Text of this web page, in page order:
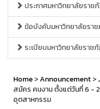
ประกาศมหาวิทยาลัยราช
ข้อบังคับมหาวิทยาลัยรา
ระเบียบมหาวิทยาลัยราช
Home>Announcement>
สมัคร คนงาน ตั้งแต่วันที่ 6 -
อุตสาหกรรม